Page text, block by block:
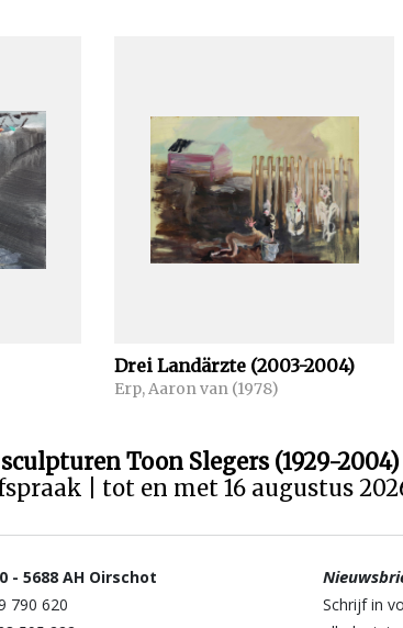
Drei Landärzte (2003-2004)
Erp, Aaron van (1978)
Toon Slegers (1929-2004)
| tot en met 16 augustus
- 5688 AH Oirschot
790 620
Schrijf in